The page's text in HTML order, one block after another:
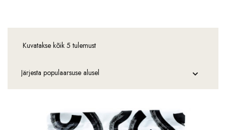
Kuvatakse kõik 5 tulemust
järgi